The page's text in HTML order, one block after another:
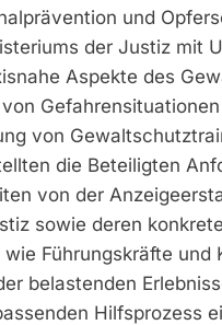
und
der Justiz mit
Aspekte des
von
die Beteiligten
von der
sowie deren
Führungskräfte und
belastenden
Hilfsprozess